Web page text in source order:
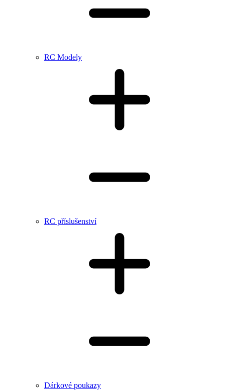
RC Modely
RC příslušenství
Dárkové poukazy